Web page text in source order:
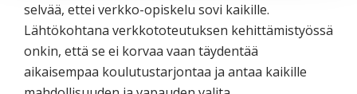
selvää, ettei verkko-opiskelu sovi kaikille.
Lähtökohtana verkkototeutuksen kehittämistyössä
onkin, että se ei korvaa vaan täydentää
aikaisempaa koulutustarjontaa ja antaa kaikille